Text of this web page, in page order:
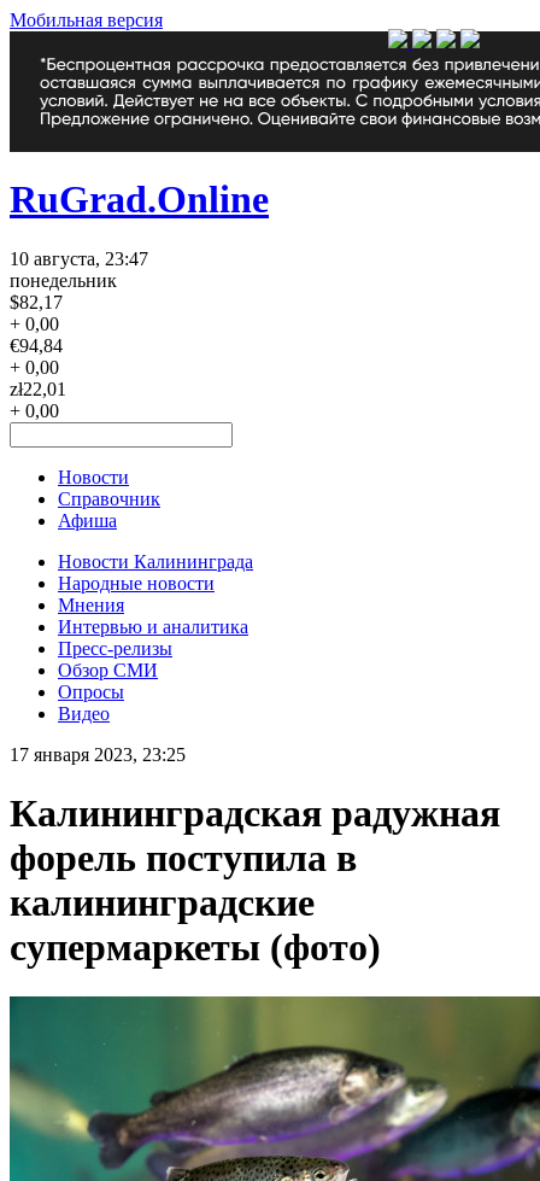
Мобильная версия
RuGrad.Online
10 августа, 23:47
понедельник
$82,17
+ 0,00
€94,84
+ 0,00
zł22,01
+ 0,00
Новости
Справочник
Афиша
Новости Калининграда
Народные новости
Мнения
Интервью и аналитика
Пресс-релизы
Обзор СМИ
Опросы
Видео
17 января 2023, 23:25
Калининградская радужная
форель поступила в
калининградские
супермаркеты (фото)